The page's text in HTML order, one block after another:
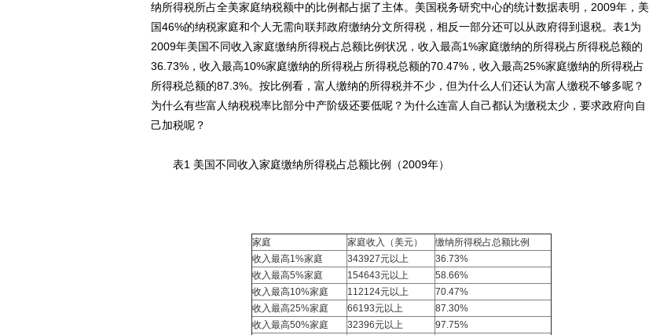
纳所得税所占全美家庭纳税额中的比例都占据了主体。美国税务研究中心的统计数据表明，2009年，美
国46%的纳税家庭和个人无需向联邦政府缴纳分文所得税，相反一部分还可以从政府得到退税。表1为
2009年美国不同收入家庭缴纳所得税占总额比例状况，收入最高1%家庭缴纳的所得税占所得税总额的
36.73%，收入最高10%家庭缴纳的所得税占所得税总额的70.47%，收入最高25%家庭缴纳的所得税占
所得税总额的87.3%。按比例看，富人缴纳的所得税并不少，但为什么人们还认为富人缴税不够多呢？
为什么有些富人纳税税率比部分中产阶级还要低呢？为什么连富人自己都认为缴税太少，要求政府向自
己加税呢？
表1 美国不同收入家庭缴纳所得税占总额比例（2009年）
家庭 家庭收入（美元）
缴纳所得税占总额比例
收入最高1%家庭
343927元以上
36.73%
收入最高5%家庭
154643元以上
58.66%
收入最高10%家庭
112124元以上
70.47%
收入最高25%家庭
66193元以上
87.30%
收入最高50%家庭
32396元以上
97.75%